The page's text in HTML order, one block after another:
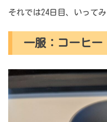
それでは24日目、いって
一服：コーヒー